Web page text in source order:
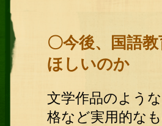
〇今後、国語
ほしいのか
文学作品のよう
格など実用的な